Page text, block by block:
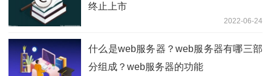
终止上市
2022-06-24
什么是web服务器？web服务器有哪三部
分组成？web服务器的功能